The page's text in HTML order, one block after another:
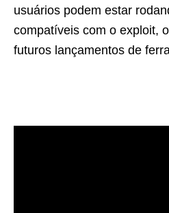
usuários podem estar
compatíveis com o exploit,
futuros lançamentos de